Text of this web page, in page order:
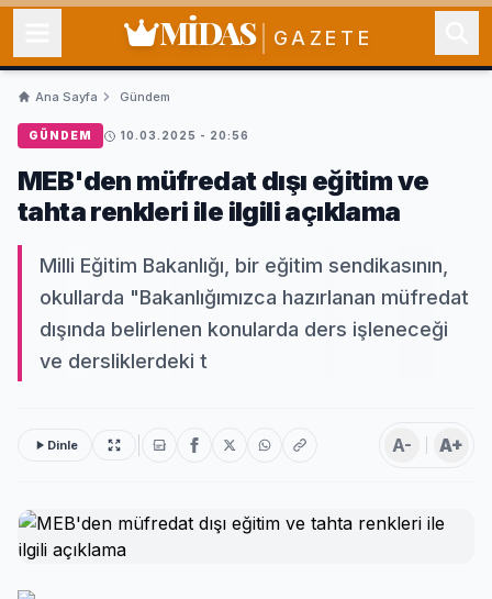
MİDAS GAZETE
Ana Sayfa Gündem
GÜNDEM 10.03.2025 - 20:56
MEB'den müfredat dışı eğitim ve
tahta renkleri ile ilgili açıklama
Milli Eğitim Bakanlığı, bir eğitim sendikasının,
okullarda "Bakanlığımızca hazırlanan müfredat
dışında belirlenen konularda ders işleneceği
ve dersliklerdeki t
Dinle A- A+